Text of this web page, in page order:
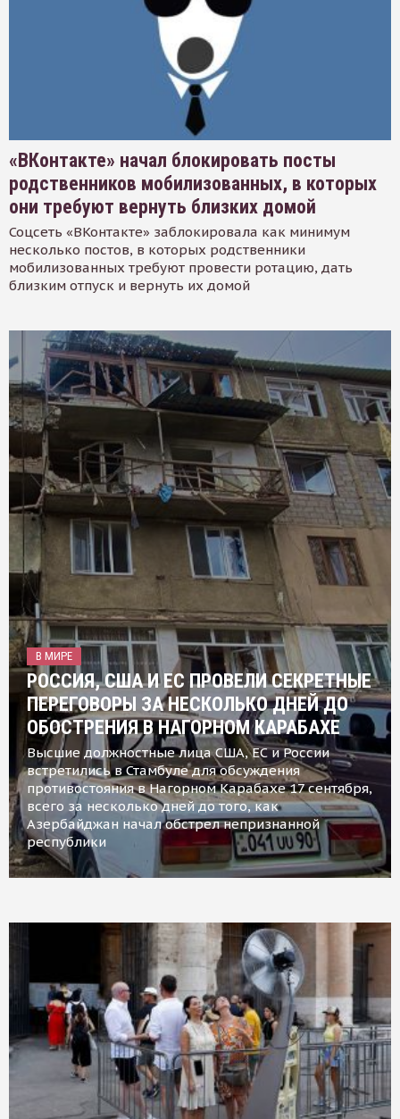
«ВКонтакте» начал блокировать посты
родственников мобилизованных, в которых
они требуют вернуть близких домой
Соцсеть «ВКонтакте» заблокировала как минимум
несколько постов, в которых родственники
мобилизованных требуют провести ротацию, дать
близким отпуск и вернуть их домой
В МИРЕ
РОССИЯ, США И ЕС ПРОВЕЛИ СЕКРЕТНЫЕ
ПЕРЕГОВОРЫ ЗА НЕСКОЛЬКО ДНЕЙ ДО
ОБОСТРЕНИЯ В НАГОРНОМ КАРАБАХЕ
Высшие должностные лица США, ЕС и России
встретились в Стамбуле для обсуждения
противостояния в Нагорном Карабахе 17 сентября,
всего за несколько дней до того, как
Азербайджан начал обстрел непризнанной
республики